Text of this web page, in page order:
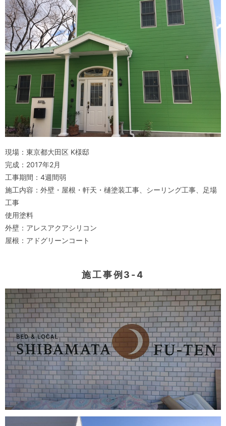
現場：東京都大田区 K様邸
完成：2017年2月
工事期間：4週間弱
施工内容：外壁・屋根・軒天・樋塗装工事、シーリング工事、足場
工事
使用塗料
外壁：アレスアクアシリコン
屋根：アドグリーンコート
施工事例3-4